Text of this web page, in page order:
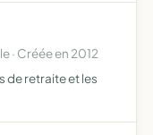
· Créée en 2012
de retraite et les